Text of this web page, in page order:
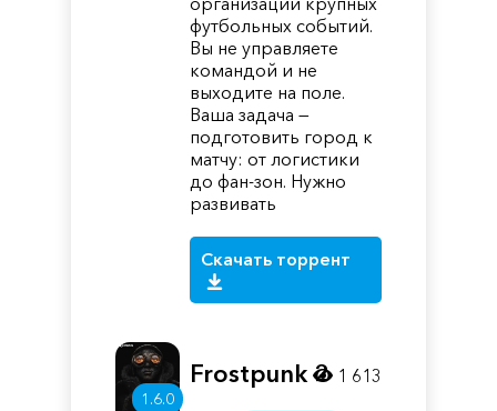
футбольных событий.
Вы не управляете
командой и не
выходите на поле.
Ваша задача —
подготовить город к
матчу: от логистики
до фан-зон. Нужно
развивать
Скачать торрент
1.6.0
Frostpunk 2 1 613